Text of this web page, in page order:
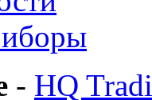
- HQ